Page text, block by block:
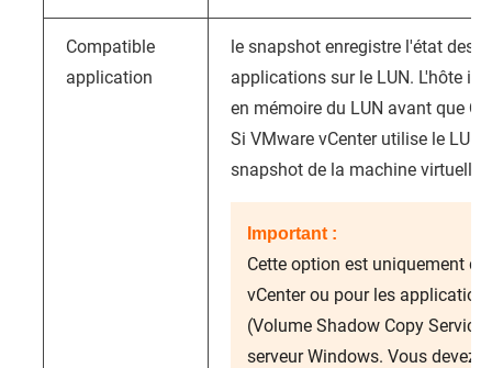
Compatible
application
le snapshot enregistre l'état des
applications sur le LUN. L'hôte
en mémoire du LUN avant que
Si VMware vCenter utilise le LUN,
snapshot de la machine virtuelle.
Important :
Cette option est uniquement
vCenter ou pour les
(Volume Shadow Copy
serveur Windows. Vous devez